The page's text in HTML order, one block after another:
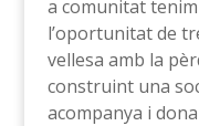
a comunitat
l’oportunitat de
vellesa amb la
construint una
acompanya i